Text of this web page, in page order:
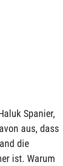
Spanier,
aus, dass
die
ist. Warum